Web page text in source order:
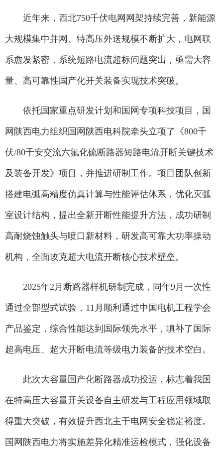
近年来，西北750千伏电网网架持续完善，新能源
大规模集中并网、特高压外送规模不断扩大，电网联
系愈发紧密，系统短路电流超标问题突出，亟需大容
量、高可靠性国产化开关装备实现技术突破。
依托国家重点研发计划和国网专项科技项目，国
网陕西电力组织国网陕西电科院牵头立项了《800千
伏/80千安交流六氟化硫断路器短路电流开断关键技术
及装备开发》项目，并推进研制工作。项目团队创新
搭建电弧高精度仿真计算与性能评估体系，优化灭弧
室设计结构，提出全新开断性能提升方法，成功研制
高耐烧蚀触头与喷口新材料，研发高可靠大功率操动
机构，全面攻克超大电流开断核心技术壁垒。
2025年2月断路器样机研制完成，同年9月一次性
通过全部型式试验，11月顺利通过中国电机工程学会
产品鉴定，综合性能达到国际领先水平，填补了国际
超高电压、超大开断电流等级电力装备的技术空白。
此次大容量国产化断路器成功投运，标志着我国
在特高压大容量开关设备自主研发与工程应用领域取
得重大突破，有效提升西北主干电网安全稳定裕度。
国网陕西电力将实施差异化精准运检模式，强化设备